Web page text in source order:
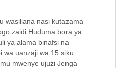
wasiliana nasi kutazama
zaidi Huduma bora ya
ya alama binafsi na
wa uanzaji wa 15 siku
mwenye ujuzi Jenga